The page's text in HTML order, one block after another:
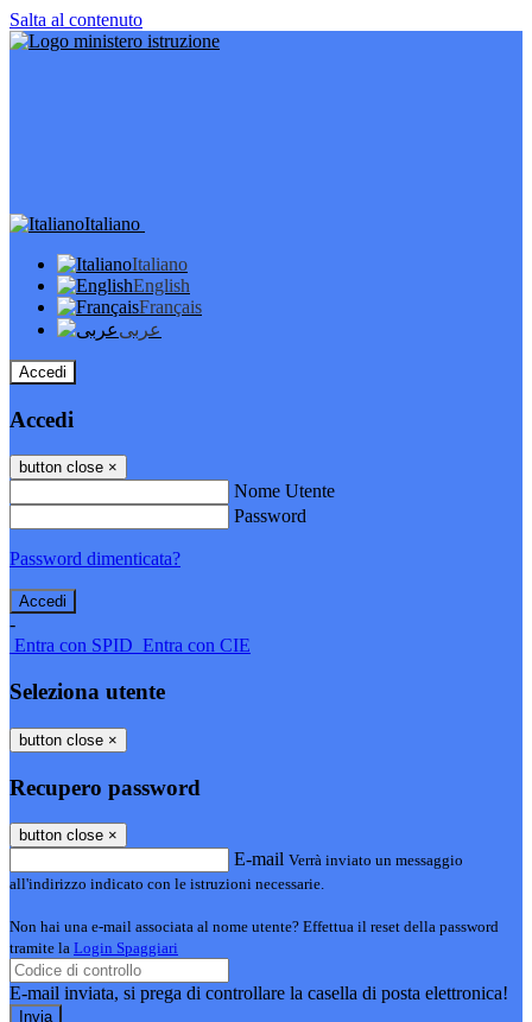
Salta al contenuto
Italiano
Italiano
English
Français
عربى
Accedi
Accedi
button close ×
Nome Utente
Password
Password dimenticata?
-
Entra con SPID Entra con CIE
Seleziona utente
button close ×
Recupero password
button close ×
E-mail Verrà inviato un messaggio
all'indirizzo indicato con le istruzioni necessarie.
Non hai una e-mail associata al nome utente? Effettua il reset della password
tramite la Login Spaggiari
E-mail inviata, si prega di controllare la casella di posta elettronica!